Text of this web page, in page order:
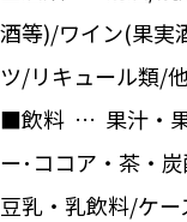
酒等)/ワイン(果実
ツ/リキュール類/他
■飲料 … 果汁・果
ー･ココア・茶・
豆乳・乳飲料/ケ